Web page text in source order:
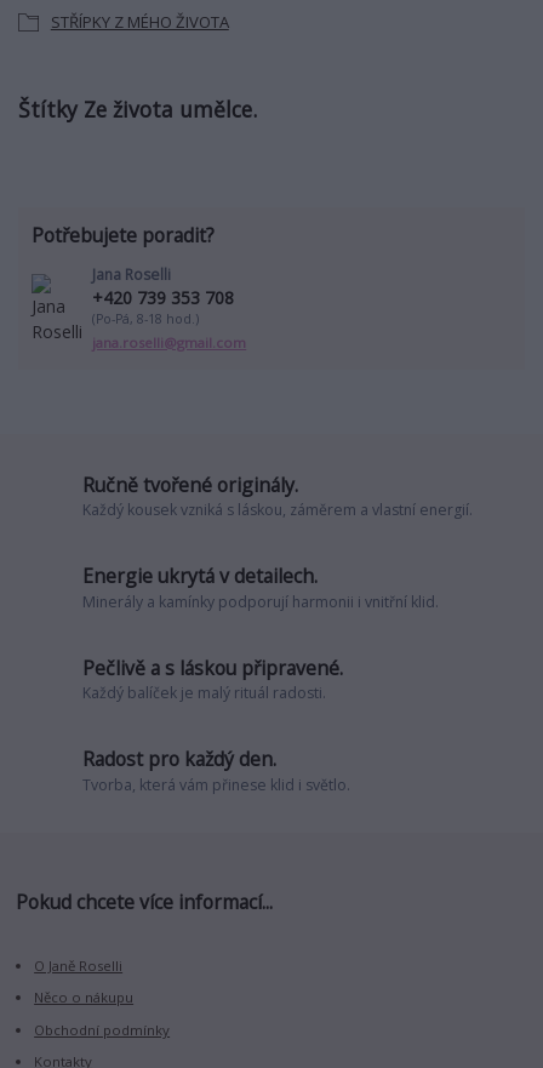
STŘÍPKY Z MÉHO ŽIVOTA
Štítky Ze života umělce.
Potřebujete poradit?
Jana Roselli
+420 739 353 708
(Po-Pá, 8-18 hod.)
jana.roselli@gmail.com
Ručně tvořené originály.
Každý kousek vzniká s láskou, záměrem a vlastní energií.
Energie ukrytá v detailech.
Minerály a kamínky podporují harmonii i vnitřní klid.
Pečlivě a s láskou připravené.
Každý balíček je malý rituál radosti.
Radost pro každý den.
Tvorba, která vám přinese klid i světlo.
Pokud chcete více informací...
O Janě Roselli
Něco o nákupu
Obchodní podmínky
Kontakty